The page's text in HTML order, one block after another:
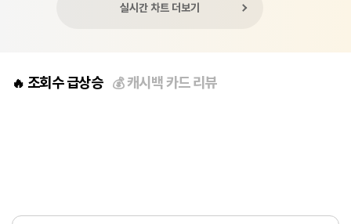
실시간 차트 더보기
🔥 조회수 급상승 💰캐시백 카드 리뷰